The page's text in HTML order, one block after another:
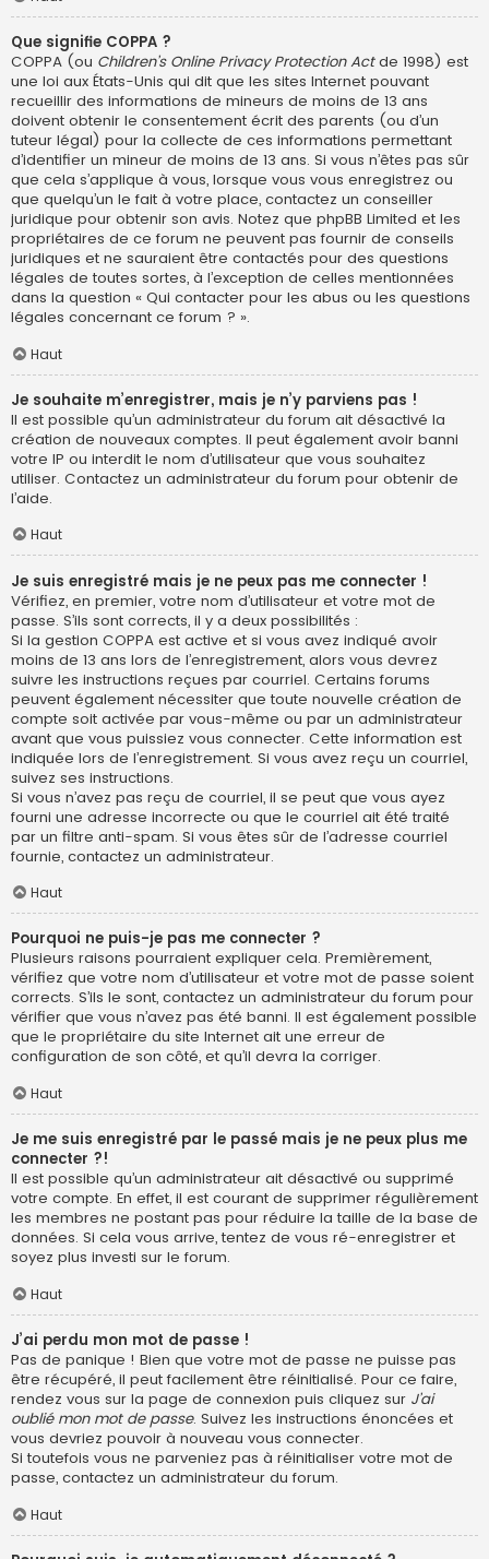
Que signifie COPPA ?
COPPA (ou Children’s Online Privacy Protection Actde 1998) est
une loi aux États-Unis qui dit que les sites Internet pouvant
recueillir des informations de mineurs de moins de 13 ans
doivent obtenir le consentement écrit des parents (ou d’un
tuteur légal) pour la collecte de ces informations permettant
d’identifier un mineur de moins de 13 ans. Si vous n’êtes pas sûr
que cela s’applique à vous, lorsque vous vous enregistrez ou
que quelqu’un le fait à votre place, contactez un conseiller
juridique pour obtenir son avis. Notez que phpBB Limited et les
propriétaires de ce forum ne peuvent pas fournir de conseils
juridiques et ne sauraient être contactés pour des questions
légales de toutes sortes, à l’exception de celles mentionnées
dans la question « Qui contacter pour les abus ou les questions
légales concernant ce forum ? ».
Haut
Je souhaite m’enregistrer, mais je n’y parviens pas !
Il est possible qu’un administrateur du forum ait désactivé la
création de nouveaux comptes. Il peut également avoir banni
votre IP ou interdit le nom d’utilisateur que vous souhaitez
utiliser. Contactez un administrateur du forum pour obtenir de
l’aide.
Haut
Je suis enregistré mais je ne peux pas me connecter !
Vérifiez, en premier, votre nom d’utilisateur et votre mot de
passe. S’ils sont corrects, il y a deux possibilités :
Si la gestion COPPA est active et si vous avez indiqué avoir
moins de 13 ans lors de l’enregistrement, alors vous devrez
suivre les instructions reçues par courriel. Certains forums
peuvent également nécessiter que toute nouvelle création de
compte soit activée par vous-même ou par un administrateur
avant que vous puissiez vous connecter. Cette information est
indiquée lors de l’enregistrement. Si vous avez reçu un courriel,
suivez ses instructions.
Si vous n’avez pas reçu de courriel, il se peut que vous ayez
fourni une adresse incorrecte ou que le courriel ait été traité
par un filtre anti-spam. Si vous êtes sûr de l’adresse courriel
fournie, contactez un administrateur.
Haut
Pourquoi ne puis-je pas me connecter ?
Plusieurs raisons pourraient expliquer cela. Premièrement,
vérifiez que votre nom d’utilisateur et votre mot de passe soient
corrects. S’ils le sont, contactez un administrateur du forum pour
vérifier que vous n’avez pas été banni. Il est également possible
que le propriétaire du site Internet ait une erreur de
configuration de son côté, et qu’il devra la corriger.
Haut
Je me suis enregistré par le passé mais je ne peux plus me
connecter ?!
Il est possible qu’un administrateur ait désactivé ou supprimé
votre compte. En effet, il est courant de supprimer régulièrement
les membres ne postant pas pour réduire la taille de la base de
données. Si cela vous arrive, tentez de vous ré-enregistrer et
soyez plus investi sur le forum.
Haut
J’ai perdu mon mot de passe !
Pas de panique ! Bien que votre mot de passe ne puisse pas
être récupéré, il peut facilement être réinitialisé. Pour ce faire,
rendez vous sur la page de connexion puis cliquez sur J’ai
oublié mon mot de passe. Suivez les instructions énoncées et
vous devriez pouvoir à nouveau vous connecter.
Si toutefois vous ne parveniez pas à réinitialiser votre mot de
passe, contactez un administrateur du forum.
Haut